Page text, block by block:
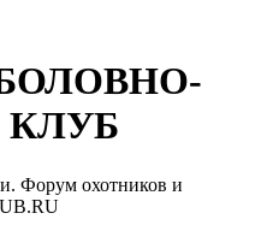
Форум охотников и